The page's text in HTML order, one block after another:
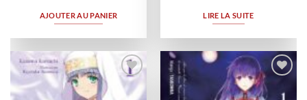
AJOUTER AU PANIER LIRE LA SUITE
Ajouter
à la
Ajouter
à la